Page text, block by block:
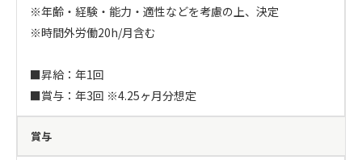
※年齢・経験・能力・適性などを考慮の上、決定
※時間外労働20h/月含む
■昇給：年1回
■賞与：年3回 ※4.25ヶ月分想定
賞与